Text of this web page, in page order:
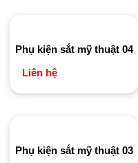
Phụ kiện sắt mỹ thuật 04
Liên hệ
Phụ kiện sắt mỹ thuật 03